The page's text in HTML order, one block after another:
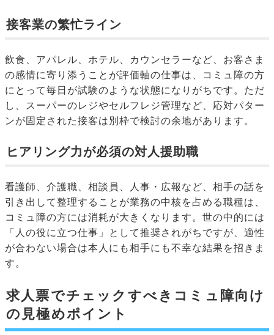
接客業の繁忙ライン
飲食、アパレル、ホテル、カウンセラーなど、お客さま
の感情に寄り添うことが評価軸の仕事は、コミュ障の方
にとって毎日が試験のような状態になりがちです。ただ
し、スーパーのレジやセルフレジ管理など、応対パター
ンが固定された接客は別枠で検討の余地があります。
ヒアリング力が必須の対人援助職
看護師、介護職、相談員、人事・広報など、相手の話を
引き出して整理することが業務の中核を占める職種は、
コミュ障の方には消耗が大きくなります。世の中的には
「人の役に立つ仕事」として推奨されがちですが、適性
が合わない場合は本人にも相手にも不幸な結果を招きま
す。
求人票でチェックすべきコミュ障向け
の見極めポイント